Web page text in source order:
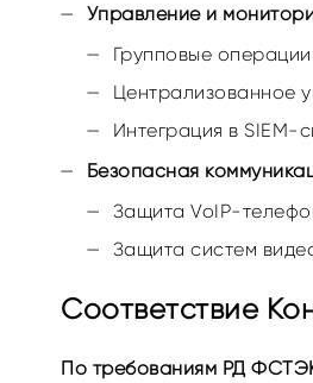
Управление и
Групповые
Централизованное
Интеграция в SIEM-
Безопасная
Защита VoIP-
Защита систем
Соответствие
По требованиям РД